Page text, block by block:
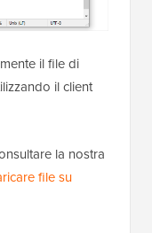
il file di
il client
la nostra
file su